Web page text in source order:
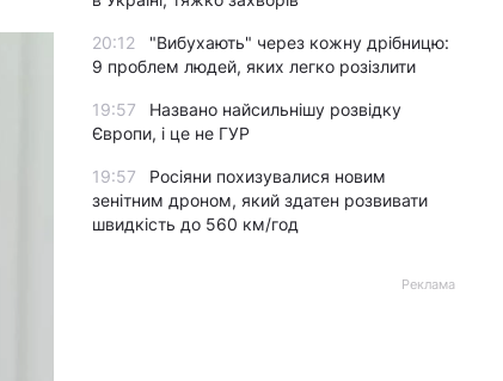
20:12
"Вибухають" через кожну дрібницю:
9 проблем людей, яких легко розізлити
19:57
Названо найсильнішу розвідку
Європи, і це не ГУР
19:57
Росіяни похизувалися новим
зенітним дроном, який здатен розвивати
швидкість до 560 км/год
Реклама